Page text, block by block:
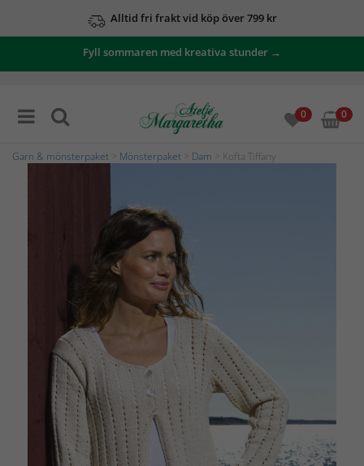
Alltid fri frakt vid köp över 799 kr
Fyll sommaren med kreativa stunder →
0 0
Garn & mönsterpaket Mönsterpaket Dam > Kofta Tiffany